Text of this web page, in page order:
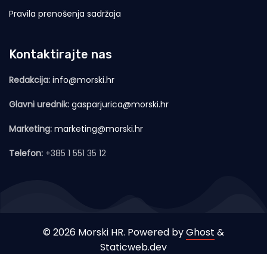
Pravila prenošenja sadržaja
Kontaktirajte nas
Redakcija: info@morski.hr
Glavni urednik: gasparjurica@morski.hr
Marketing: marketing@morski.hr
Telefon: +385 1 551 35 12
© 2026 Morski HR. Powered byGhost &
Staticweb.dev